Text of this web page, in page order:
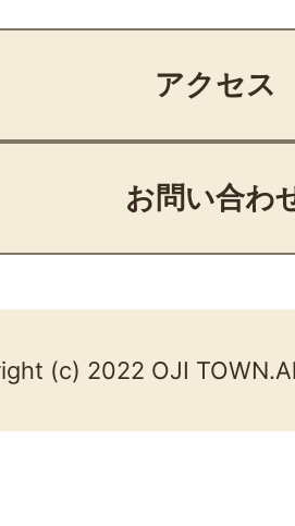
アクセス
お問い合わ
(c) 2022 OJI